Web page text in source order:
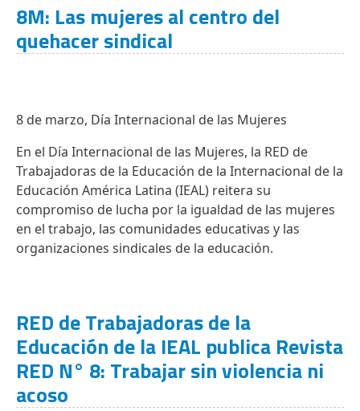
8M: Las mujeres al centro del
quehacer sindical
8 de marzo, Día Internacional de las Mujeres
En el Día Internacional de las Mujeres, la RED de
Trabajadoras de la Educación de la Internacional de la
Educación América Latina (IEAL) reitera su
compromiso de lucha por la igualdad de las mujeres
en el trabajo, las comunidades educativas y las
organizaciones sindicales de la educación.
RED de Trabajadoras de la
Educación de la IEAL publica Revista
RED N° 8: Trabajar sin violencia ni
acoso